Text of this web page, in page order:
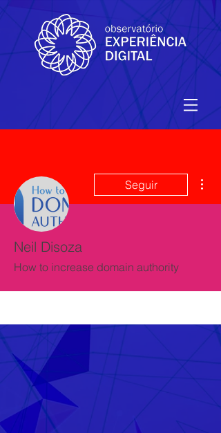
Seguir
Neil Disoza
How to increase domain authority